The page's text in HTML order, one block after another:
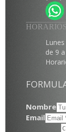
HORARIOS
de 9
Nombre
Email